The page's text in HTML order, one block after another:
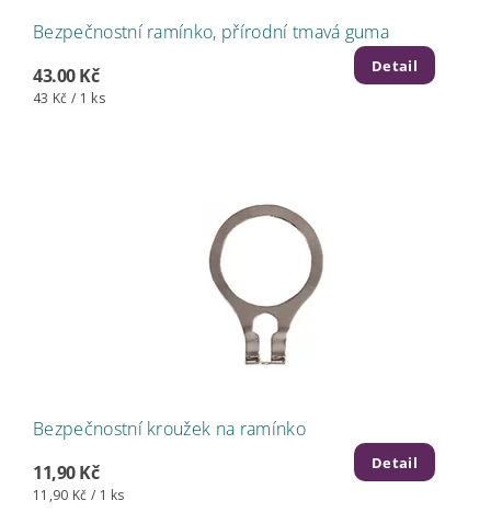
Bezpečnostní ramínko, přírodní tmavá guma
43.00 Kč
43 Kč / 1 ks
Detail
Bezpečnostní kroužek na ramínko
11,90 Kč
11,90 Kč / 1 ks
Detail